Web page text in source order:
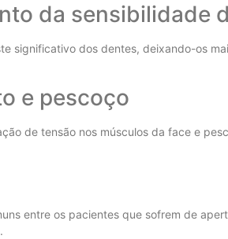
da sensibilidade
significativo dos dentes, deixando-os
e pescoço
de tensão nos músculos da face e
entre os pacientes que sofrem de